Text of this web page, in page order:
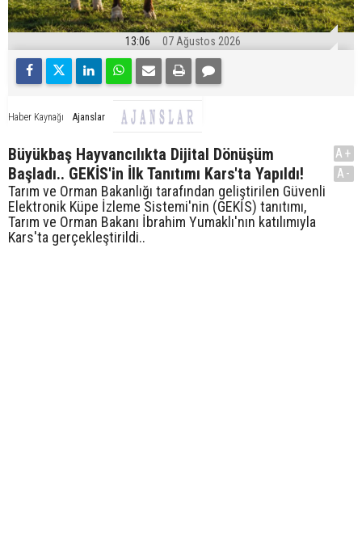
13:06 07 Ağustos 2026
Haber Kaynağı Ajanslar
Büyükbaş Hayvancılıkta Dijital Dönüşüm
Başladı.. GEKİS'in İlk Tanıtımı Kars'ta Yapıldı!
Tarım ve Orman Bakanlığı tarafından geliştirilen Güvenli
Elektronik Küpe İzleme Sistemi'nin (GEKİS) tanıtımı,
Tarım ve Orman Bakanı İbrahim Yumaklı'nın katılımıyla
Kars'ta gerçekleştirildi..
A+
A-